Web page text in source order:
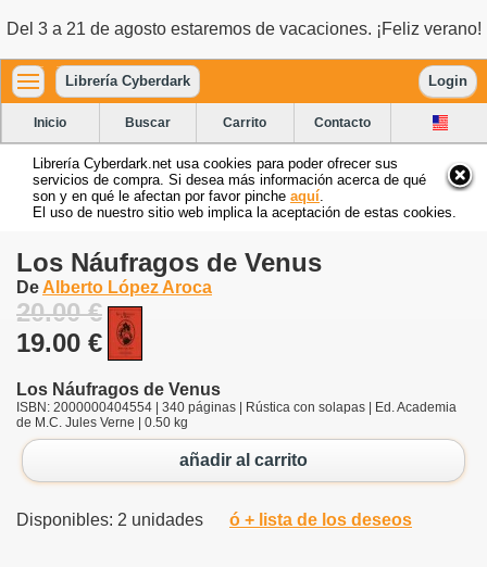
Del 3 a 21 de agosto estaremos de vacaciones. ¡Feliz verano!
Librería Cyberdark Login
Inicio Buscar Carrito Contacto
Librería Cyberdark.net usa cookies para poder ofrecer sus
servicios de compra. Si desea más información acerca de qué
son y en qué le afectan por favor pinche aquí
El uso de nuestro sitio web implica la aceptación de estas cookies.
Los Náufragos de Venus
De Alberto López Aroca
20.00 €
19.00 €
Los Náufragos de Venus
ISBN: 2000000404554 | 340 páginas | Rústica con solapas | Ed. Academia
de M.C. Jules Verne | 0.50 kg
añadir al carrito
Disponibles: 2 unidades ó + lista de los deseos